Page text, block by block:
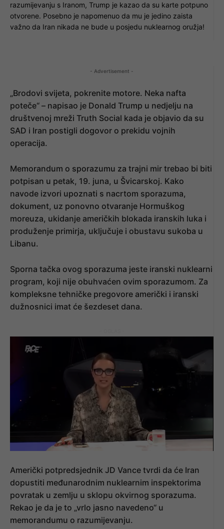
razumijevanju s Iranom, Trump je kazao da su karte potpuno
otvorene. Posebno je napomenuo da mu je jedino zaista
važno da Iran nikada ne bude u posjedu nuklearnog oružja!
- Advertisement -
„Brodovi svijeta, pokrenite motore. Neka nafta
poteče“ – napisao je Donald Trump u nedjelju na
društvenoj mreži Truth Social kada je objavio da su
SAD i Iran postigli dogovor o prekidu vojnih
operacija.
Memorandum o sporazumu za trajni mir trebao bi biti
potpisan u petak, 19. juna, u Švicarskoj. Kako
navode izvori upoznati s nacrtom sporazuma,
dokument, uz ponovno otvaranje Hormuškog
moreuza, ukidanje američkih blokada iranskih luka i
produženje primirja, uključuje i obustavu sukoba u
Libanu.
Sporna tačka ovog sporazuma jeste iranski nuklearni
program, koji nije obuhvaćen ovim sporazumom. Za
kompleksne tehničke pregovore američki i iranski
dužnosnici imat će šezdeset dana.
Američki potpredsjednik JD Vance tvrdi da će Iran
dopustiti međunarodnim nuklearnim inspektorima
povratak u zemlju u sklopu okvirnog sporazuma.
Rekao je da je to „vrlo jasno navedeno“ u
memorandumu o razumijevanju.